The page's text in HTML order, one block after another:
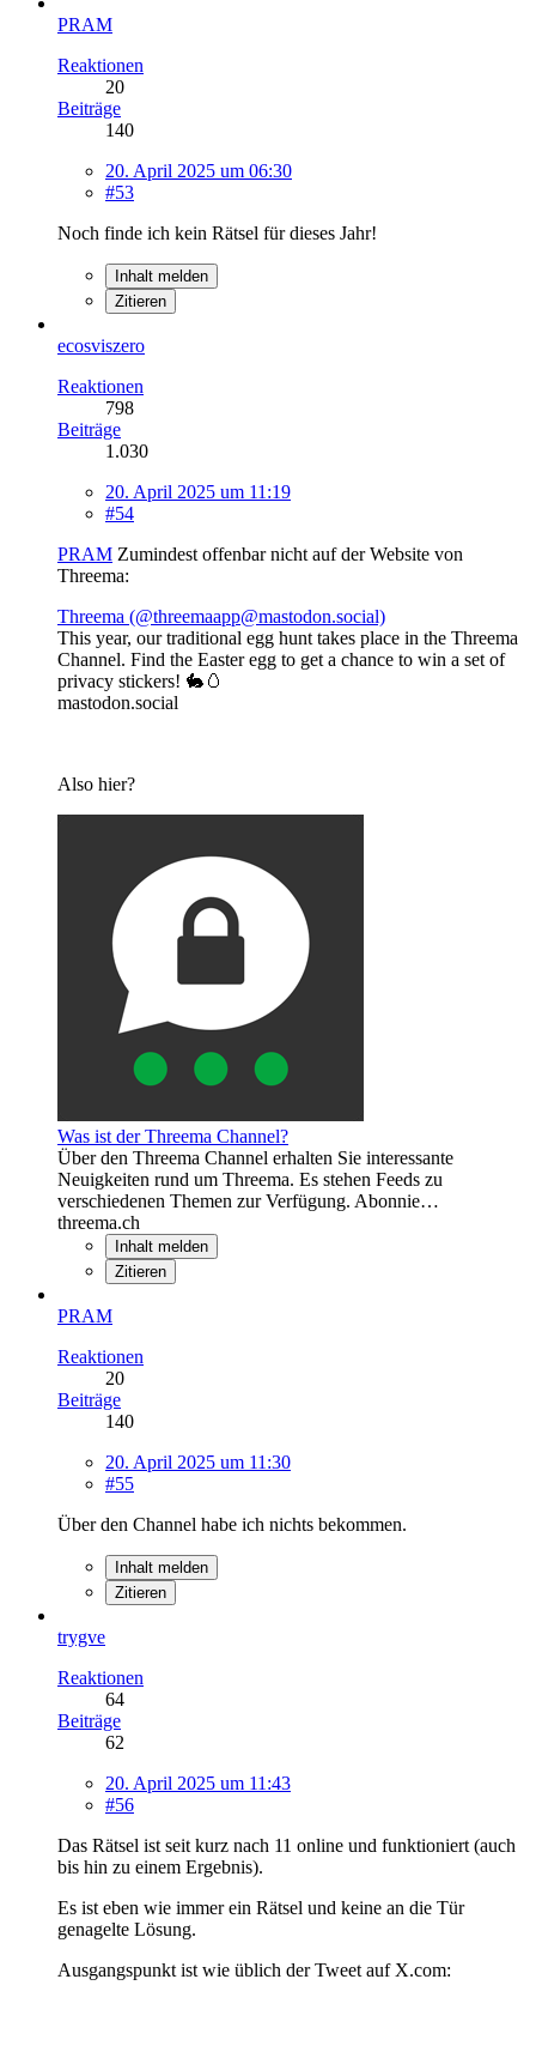
PRAM
Reaktionen
20
Beiträge
140
20. April 2025 um 06:30
#53
Noch finde ich kein Rätsel für dieses Jahr!
Inhalt melden
Zitieren
ecosviszero
Reaktionen
798
Beiträge
1.030
20. April 2025 um 11:19
#54
PRAM Zumindest offenbar nicht auf der Website von
Threema:
Threema (@threemaapp@mastodon.social)
This year, our traditional egg hunt takes place in the Threema
Channel. Find the Easter egg to get a chance to win a set of
privacy stickers! 🐇🥚
mastodon.social
Also hier?
Was ist der Threema Channel?
Über den Threema Channel erhalten Sie interessante
Neuigkeiten rund um Threema. Es stehen Feeds zu
verschiedenen Themen zur Verfügung. Abonnie…
threema.ch
Inhalt melden
Zitieren
PRAM
Reaktionen
20
Beiträge
140
20. April 2025 um 11:30
#55
Über den Channel habe ich nichts bekommen.
Inhalt melden
Zitieren
trygve
Reaktionen
64
Beiträge
62
20. April 2025 um 11:43
#56
Das Rätsel ist seit kurz nach 11 online und funktioniert (auch
bis hin zu einem Ergebnis).
Es ist eben wie immer ein Rätsel und keine an die Tür
genagelte Lösung.
Ausgangspunkt ist wie üblich der Tweet auf X.com: